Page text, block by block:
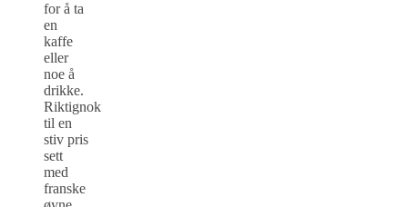
for å ta
en
kaffe
eller
noe å
drikke.
Riktignok
til en
stiv pris
sett
med
franske